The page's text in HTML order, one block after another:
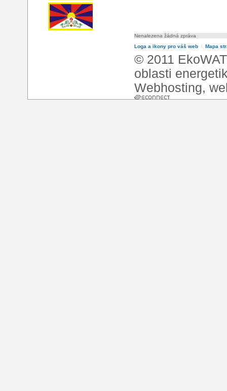
Nenalezena žádná zpráva
Loga a ikony pro váš web l Mapa
© 2011
oblasti
Webhosting,